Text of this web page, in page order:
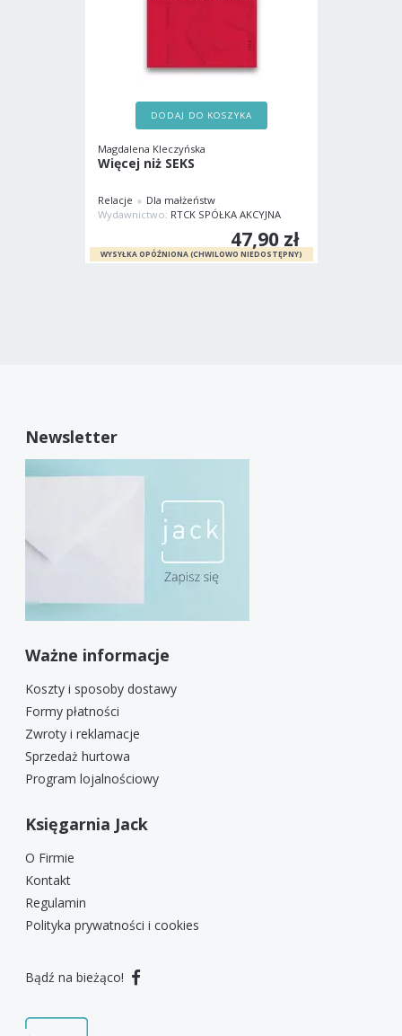
DODAJ DO KOSZYKA
Magdalena Kleczyńska
Więcej niż SEKS
Relacje
Dla małżeństw
Wydawnictwo: RTCK SPÓŁKA AKCYJNA
47,90 zł
Newsletter
Ważne informacje
Koszty i sposoby dostawy
Formy płatności
Zwroty i reklamacje
Sprzedaż hurtowa
Program lojalnościowy
Księgarnia Jack
O Firmie
Kontakt
Regulamin
Polityka prywatności i cookies
Bądź na bieżąco!